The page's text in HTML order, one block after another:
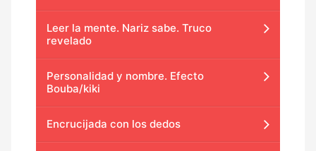
Leer la mente. Nariz sabe. Truco
revelado
Personalidad y nombre. Efecto
Bouba/kiki
Encrucijada con los dedos